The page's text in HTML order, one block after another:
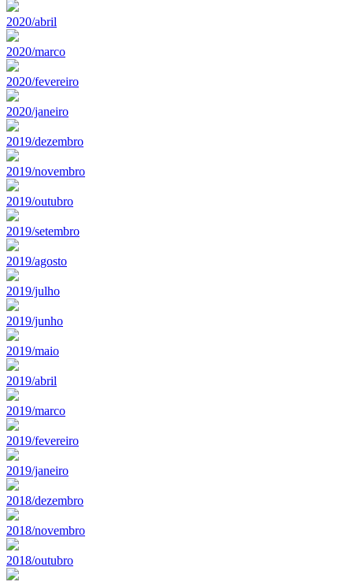
2020/abril
2020/marco
2020/fevereiro
2020/janeiro
2019/dezembro
2019/novembro
2019/outubro
2019/setembro
2019/agosto
2019/julho
2019/junho
2019/maio
2019/abril
2019/marco
2019/fevereiro
2019/janeiro
2018/dezembro
2018/novembro
2018/outubro